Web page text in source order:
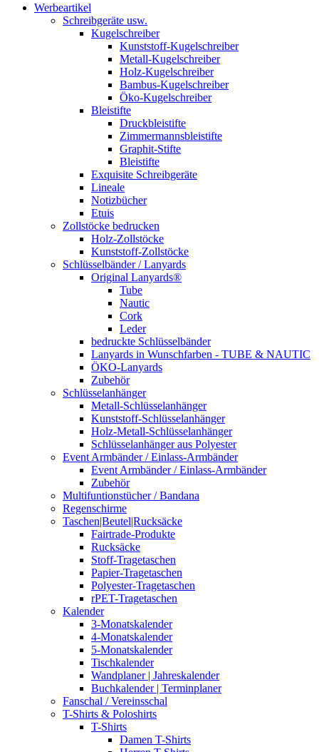
Werbeartikel
Schreibgeräte usw.
Kugelschreiber
Kunststoff-Kugelschreiber
Metall-Kugelschreiber
Holz-Kugelschreiber
Bambus-Kugelschreiber
Öko-Kugelschreiber
Bleistifte
Druckbleistifte
Zimmermannsbleistifte
Graphit-Stifte
Bleistifte
Exquisite Schreibgeräte
Lineale
Notizbücher
Etuis
Zollstöcke bedrucken
Holz-Zollstöcke
Kunststoff-Zollstöcke
Schlüsselbänder / Lanyards
Original Lanyards®
Tube
Nautic
Cork
Leder
bedruckte Schlüsselbänder
Lanyards in Wunschfarben - TUBE & NAUTIC
ÖKO-Lanyards
Zubehör
Schlüsselanhänger
Metall-Schlüsselanhänger
Kunststoff-Schlüsselanhänger
Holz-Metall-Schlüsselanhänger
Schlüsselanhänger aus Polyester
Event Armbänder / Einlass-Armbänder
Event Armbänder / Einlass-Armbänder
Zubehör
Multifuntionstücher / Bandana
Regenschirme
Taschen|Beutel|Rucksäcke
Fairtrade-Produkte
Rucksäcke
Stoff-Tragetaschen
Papier-Tragetaschen
Polyester-Tragetaschen
rPET-Tragetaschen
Kalender
3-Monatskalender
4-Monatskalender
5-Monatskalender
Tischkalender
Wandplaner | Jahreskalender
Buchkalender | Terminplaner
Fanschal / Vereinsschal
T-Shirts & Poloshirts
T-Shirts
Damen T-Shirts